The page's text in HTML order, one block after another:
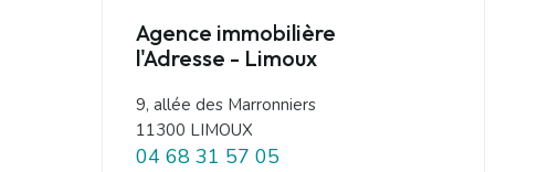
Agence immobilière
l'Adresse - Limoux
9, allée des Marronniers
11300 LIMOUX
04 68 31 57 05